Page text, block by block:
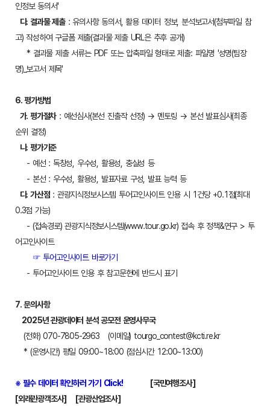
인정보 동의서'
다. 결과물 제출: 유의사항 동의서, 활용 데이터 정보, 분석보고서(첨부파일 참
고) 작성하여 구글폼 제출(결과물 제출 URL은 추후 공개)
* 결과물 제출 서류는 PDF 또는 압축파일 형태로 제출: 파일명 '성명(팀장
명)_보고서 제목'
6. 평가방법
가. 평가절차: 예선심사(본선 진출작 선정) → 멘토링 → 본선 발표심사(최종
순위 결정)
나. 평가기준
- 예선 : 독창성, 우수성, 활용성, 충실성 등
- 본선 : 우수성, 활용성, 발표자료 구성, 발표 능력 등
다. 가산점: 관광지식정보시스템 투어고인사이트 인용 시 1건당 +0.1점(최대
0.3점 가능)
- (접속경로) 관광지식정보시스템(www.tour.go.kr) 접속 후 정책&연구 > 투
어고인사이트
☞ 투어고인사이트 바로가기
- 투어고인사이트 인용 후 참고문헌에 반드시 표기
7. 문의사항
2025년 관광데이터 분석 공모전 운영사무국
(전화) 070-7805-2963 (이메일) tourgo_contest@kcti.re.kr
* (운영시간) 평일 09:00~18:00 (점심시간 12:00~13:00)
※ 필수 데이터 확인하러 가기 Click!
[국민여행조사]
[외래관광객조사]
[관광산업조사]